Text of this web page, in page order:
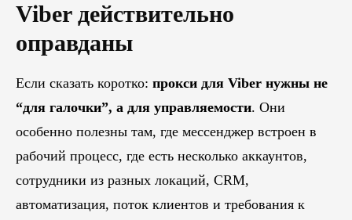
Viber действительно
оправданы
Если сказать коротко: прокси для Viber нужны не
“для галочки”, а для управляемости. Они
особенно полезны там, где мессенджер встроен в
рабочий процесс, где есть несколько аккаунтов,
сотрудники из разных локаций, CRM,
автоматизация, поток клиентов и требования к